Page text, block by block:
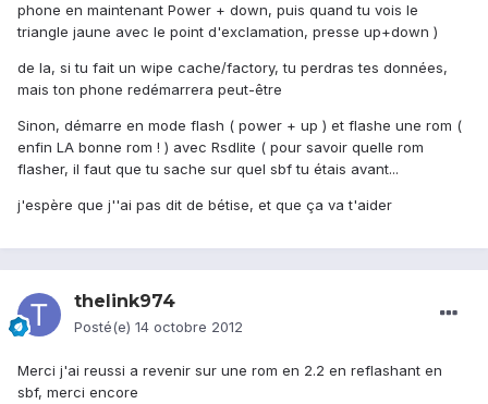
phone en maintenant Power + down, puis quand tu vois le
triangle jaune avec le point d'exclamation, presse up+down )
de la, si tu fait un wipe cache/factory, tu perdras tes données,
mais ton phone redémarrera peut-être
Sinon, démarre en mode flash ( power + up ) et flashe une rom (
enfin LA bonne rom ! ) avec Rsdlite ( pour savoir quelle rom
flasher, il faut que tu sache sur quel sbf tu étais avant...
j'espère que j''ai pas dit de bétise, et que ça va t'aider
thelink974
Posté(e) 14 octobre 2012
Merci j'ai reussi a revenir sur une rom en 2.2 en reflashant en
sbf, merci encore